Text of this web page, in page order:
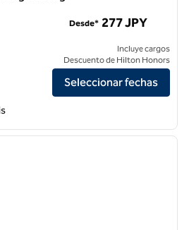
Garden Inn Nantong Rudong
Desde* 277 JPY
Incluye cargos
Descuento de Hilton Honors
Seleccionar fechas